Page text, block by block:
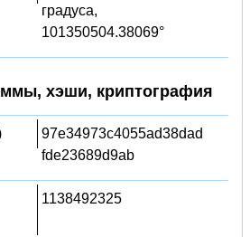
градуса,
101350504.38069°
хэши, криптография
97e34973c4055ad38dad
fde23689d9ab
1138492325